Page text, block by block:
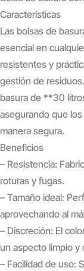
Características
Las bolsas de
esencial en
resistentes y
gestión de
basura de **30
asegurando que
manera segura.
Beneficios
– Resistencia:
roturas y fugas.
– Tamaño ideal:
aprovechando al
– Discreción: El
un aspecto limpio y
– Facilidad de uso: